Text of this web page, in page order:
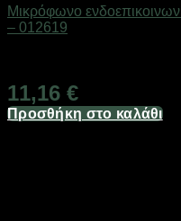
Μικρόφωνο
– 012619
11,16 €
Προσθήκη στο καλάθι